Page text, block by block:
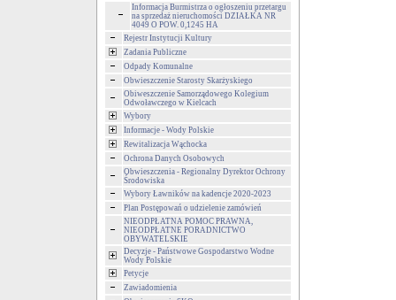
Informacja Burmistrza o ogłoszeniu przetargu
na sprzedaż nieruchomości DZIAŁKA NR
4049 O POW. 0,1245 HA
Rejestr Instytucji Kultury
Zadania Publiczne
Odpady Komunalne
Obwieszczenie Starosty Skarżyskiego
Obiweszczenie Samorządowego Kolegium
Odwoławczego w Kielcach
Wybory
Informacje - Wody Polskie
Rewitalizacja Wąchocka
Ochrona Danych Osobowych
Obwieszczenia - Regionalny Dyrektor Ochrony
Środowiska
Wybory Ławników na kadencje 2020-2023
Plan Postępowań o udzielenie zamówień
NIEODPŁATNA POMOC PRAWNA,
NIEODPŁATNE PORADNICTWO
OBYWATELSKIE
Decyzje - Państwowe Gospodarstwo Wodne
Wody Polskie
Petycje
Zawiadomienia